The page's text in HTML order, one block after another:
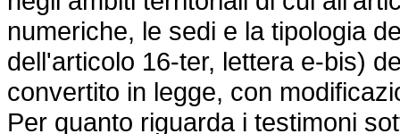
numeriche, le sedi e la tipologia
dell'articolo 16-ter, lettera e-bis)
convertito in legge, con
Per quanto riguarda i testimoni